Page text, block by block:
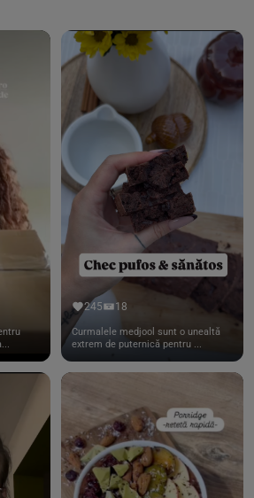
245 18
Curmalele medjool sunt o unealtă
extrem de puternică pentru ...